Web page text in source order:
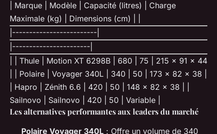
| Marque | Modèle | Capacité (litres) | Charge
Maximale (kg) | Dimensions (cm) | |
|-------------------------|
|-----------------------|
| | Thule | Motion XT 6298B | 680 | 75 | 215 x 91 x 44
| | Polaire | Voyager 340L | 340 | 50 | 173 x 82 x 38 |
| Hapro | Zénith 6.6 | 420 | 50 | 148 x 82 x 38 | |
Sailnovo | Sailnovo | 420 | 50 | Variable |
Les alternatives performantes aux leaders du marché
Polaire Voyager 340L : Offre un volume de 340